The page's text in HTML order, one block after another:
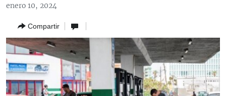
navegación
principal
la
búsqueda
SOBRE CUBA
DEPORTES
ARTE Y ENTRETENIMIENTO
OPINIÓN GRÁFICA
AUDIOVISUALES MARTÍ
enero 10, 2024
Compartir